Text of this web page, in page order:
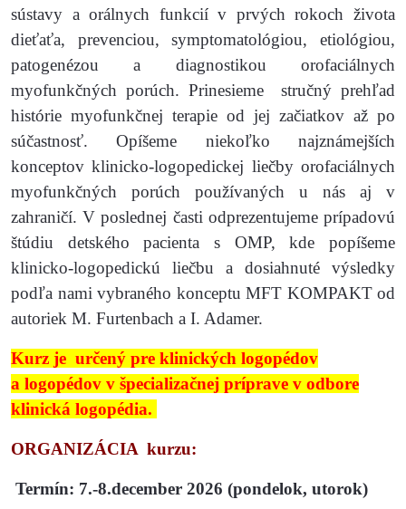
sústavy a orálnych funkcií v prvých rokoch života
dieťaťa, prevenciou, symptomatológiou, etiológiou,
patogenézou a diagnostikou orofaciálnych
myofunkčných porúch. Prinesieme stručný prehľad
histórie myofunkčnej terapie od jej začiatkov až po
súčastnosť. Opíšeme niekoľko najznámejších
konceptov klinicko-logopedickej liečby orofaciálnych
myofunkčných porúch používaných u nás aj v
zahraničí. V poslednej časti odprezentujeme prípadovú
štúdiu detského pacienta s OMP, kde popíšeme
klinicko-logopedickú liečbu a dosiahnuté výsledky
podľa nami vybraného konceptu MFT KOMPAKT od
autoriek M. Furtenbach a I. Adamer.
Kurz je určený pre klinických logopédov
a logopédov v špecializačnej príprave v odbore
klinická logopédia.
ORGANIZÁCIA kurzu:
Termín: 7.-8.december 2026 (pondelok, utorok)